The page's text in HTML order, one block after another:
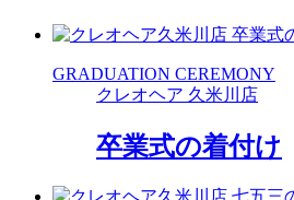
GRADUATION CEREMONY
クレオヘア 久米川店
卒業式の着付け